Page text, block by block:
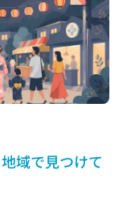
域で見つけて